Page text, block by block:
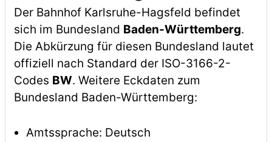
Der Bahnhof Karlsruhe-Hagsfeld befindet
sich im Bundesland Baden-Württemberg.
Die Abkürzung für diesen Bundesland lautet
offiziell nach Standard der ISO-3166-2-
Codes BW. Weitere Eckdaten zum
Bundesland Baden-Württemberg:
Amtssprache: Deutsch